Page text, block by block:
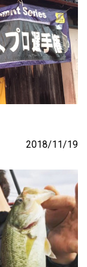
2018/11/19